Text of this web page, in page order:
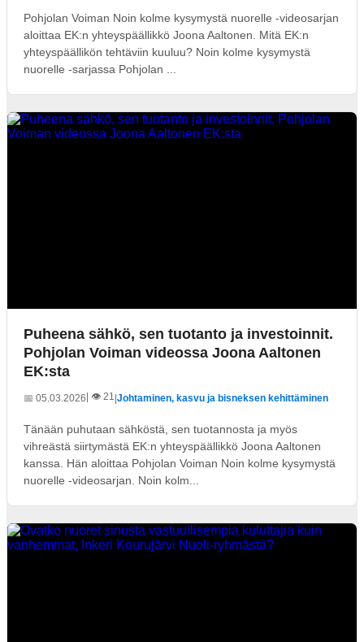
Pohjolan Voiman Noin kolme kysymystä nuorelle -videosarjan
aloittaa EK:n yhteyspäällikkö Joona Aaltonen. Mitä EK:n
yhteyspäällikön tehtäviin kuuluu? Noin kolme kysymystä
nuorelle -sarjassa Pohjolan ...
Puheena sähkö, sen tuotanto ja investoinnit.
Pohjolan Voiman videossa Joona Aaltonen
EK:sta
📅 05.03.2026 | 👁️ 21|Johtaminen, kasvu ja bisneksen kehittäminen
Tänään puhutaan sähköstä, sen tuotannosta ja myös
vihreästä siirtymästä EK:n yhteyspäällikkö Joona Aaltonen
kanssa. Hän aloittaa Pohjolan Voiman Noin kolme kysymystä
nuorelle -videosarjan. Noin kolm...